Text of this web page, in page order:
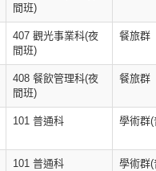
間班)
407 觀光事業科(夜
間班)
餐旅群
408 餐飲管理科(夜
間班)
餐旅群
101 普通科 學術群
101 普通科 學術群